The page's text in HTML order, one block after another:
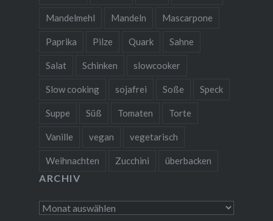
Mandelmehl Mandeln Mascarpone
Paprika Pilze Quark Sahne
Salat Schinken slowcooker
Slow cooking sojafrei Soße Speck
Suppe Süß Tomaten Torte
Vanille vegan vegetarisch
Weihnachten Zucchini überbacken
ARCHIV
Archiv